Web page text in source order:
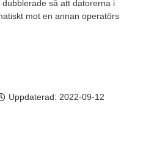
så att datorerna i
mot en annan operatörs
Uppdaterad: 2022-09-12